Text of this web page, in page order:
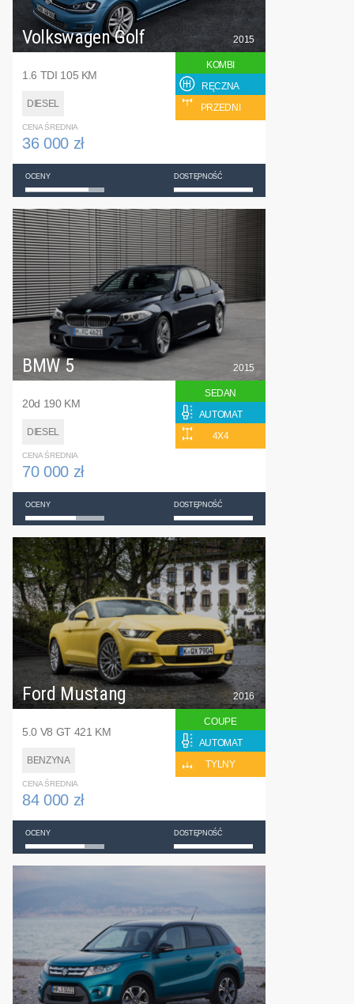
Volkswagen Golf
1.6 TDI 105 KM
DIESEL
2015
KOMBI
RĘCZNA
PRZEDNI
CENA ŚREDNIA
36 000 zł
OCENY DOSTĘPNOŚĆ
BMW 5
20d 190 KM
DIESEL
2015
SEDAN
AUTOMAT
4X4
CENA ŚREDNIA
70 000 zł
OCENY DOSTĘPNOŚĆ
Ford Mustang
5.0 V8 GT 421 KM
BENZYNA
2016
COUPE
AUTOMAT
TYLNY
CENA ŚREDNIA
84 000 zł
OCENY DOSTĘPNOŚĆ